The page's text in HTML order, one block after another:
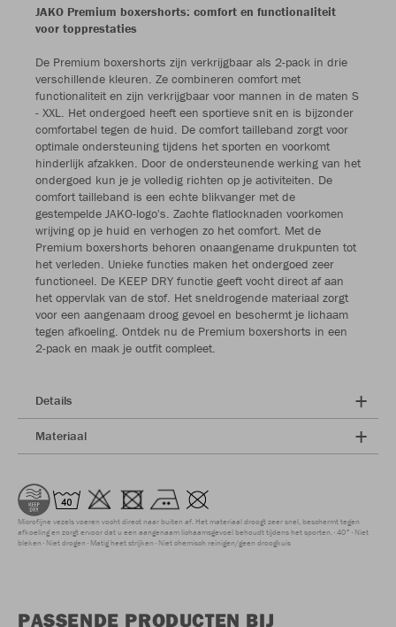
JAKO Premium boxershorts: comfort en functionaliteit
voor topprestaties
De Premium boxershorts zijn verkrijgbaar als 2-pack in drie
verschillende kleuren. Ze combineren comfort met
functionaliteit en zijn verkrijgbaar voor mannen in de maten S
- XXL. Het ondergoed heeft een sportieve snit en is bijzonder
comfortabel tegen de huid. De comfort tailleband zorgt voor
optimale ondersteuning tijdens het sporten en voorkomt
hinderlijk afzakken. Door de ondersteunende werking van het
ondergoed kun je je volledig richten op je activiteiten. De
comfort tailleband is een echte blikvanger met de
gestempelde JAKO-logo's. Zachte flatlocknaden voorkomen
wrijving op je huid en verhogen zo het comfort. Met de
Premium boxershorts behoren onaangename drukpunten tot
het verleden. Unieke functies maken het ondergoed zeer
functioneel. De KEEP DRY functie geeft vocht direct af aan
het oppervlak van de stof. Het sneldrogende materiaal zorgt
voor een aangenaam droog gevoel en beschermt je lichaam
tegen afkoeling. Ontdek nu de Premium boxershorts in een
2-pack en maak je outfit compleet.
Details
Materiaal
Microfijne vezels voeren vocht direct naar buiten af. Het materiaal droogt zeer snel, beschermt tegen
afkoeling en zorgt ervoor dat u een aangenaam lichaamsgevoel behoudt tijdens het sporten. 40° Niet
bleken Niet drogen Matig heet strijken Niet chemisch reinigen/geen droogkuis
PASSENDE PRODUCTEN BIJ